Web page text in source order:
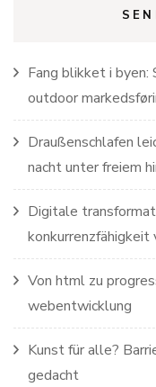
Fang blikket i byen:
outdoor
Draußenschlafen
nacht unter freiem
Digitale
konkurrenzfähigkeit
Von html zu
webentwicklung
Kunst für alle?
gedacht